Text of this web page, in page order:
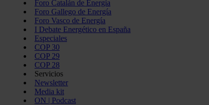
Foro Catalán de Energía
Foro Gallego de Energía
Foro Vasco de Energía
I Debate Energético en España
Especiales
COP 30
COP 29
COP 28
Servicios
Newsletter
Media kit
ON | Podcast